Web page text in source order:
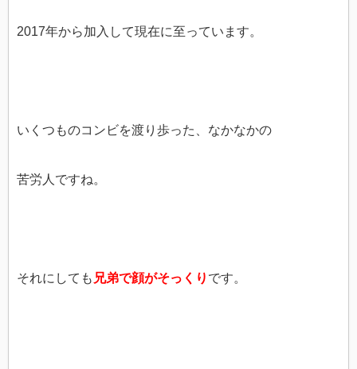
2017年から加入して現在に至っています。
いくつものコンビを渡り歩った、なかなかの
苦労人ですね。
それにしても 兄弟で顔がそっくり です。